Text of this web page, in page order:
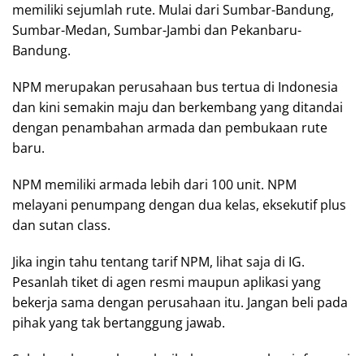
memiliki sejumlah rute. Mulai dari Sumbar-Bandung,
Sumbar-Medan, Sumbar-Jambi dan Pekanbaru-
Bandung.
NPM merupakan perusahaan bus tertua di Indonesia
dan kini semakin maju dan berkembang yang ditandai
dengan penambahan armada dan pembukaan rute
baru.
NPM memiliki armada lebih dari 100 unit. NPM
melayani penumpang dengan dua kelas, eksekutif plus
dan sutan class.
Jika ingin tahu tentang tarif NPM, lihat saja di IG.
Pesanlah tiket di agen resmi maupun aplikasi yang
bekerja sama dengan perusahaan itu. Jangan beli pada
pihak yang tak bertanggung jawab.